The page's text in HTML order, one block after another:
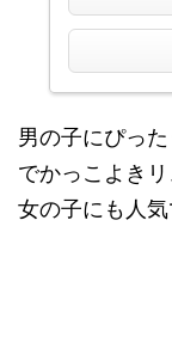
男の子にぴっ
でかっこよき
女の子にも人気